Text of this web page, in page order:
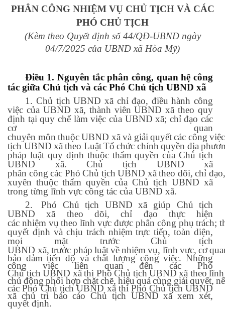
PHÂN CÔNG NHIỆM VỤ CHỦ TỊCH VÀ CÁC
PHÓ CHỦ TỊCH
(Kèm theo Quyết định số 44/QĐ-UBND ngày
04/7/2025 của UBND xã Hòa Mỹ)
Điều 1. Nguyên tắc phân công, quan hệ công
tác giữa Chủ tịch và các Phó Chủ tịch UBND xã
1. Chủ tịch UBND xã chỉ đạo, điều hành công
việc của UBND xã, thành viên UBND xã theo quy
định tại quy chế làm việc của UBND xã; chỉ đạo các
cơ quan
chuyên môn thuộc UBND xã và giải quyết các công việc
tịch UBND xã theo LuậtTổ chức chính quyền địa
pháp luật quy định thuộc thẩm quyền của Chủ tịch
UBND xã. Chủ tịch UBND xã
phân công các Phó Chủ tịch UBND xã theo dõi, chỉ đạo,
xuyên thuộc thẩm quyền của Chủ tịch UBND xã
trong từng lĩnh vực công tác của UBND xã.
2.
Phó Chủ tịch UBND xã giúp Chủ tịch
UBND xã theo dõi, chỉ đạo thực hiện
các nhiệm vụ theo lĩnh vực được phân công phụ trách;
quyết định và chịu trách nhiệm trực tiếp, toàn diện,
mọi mặt trước Chủ tịch
UBNDxã, trước pháp luật vềnhiệm vụ, lĩnh vực, cơ
bảo đảm tiến độ và chất lượng công việc. Những
công việc liên quan đến các Phó
Chủ tịch UBND xã thì Phó Chủ tịch UBND xã theo lĩnh
chủ động phối hợp chặt chẽ, hiệu quả cùng giải quyết,
các Phó Chủ tịch UBND xã thì Phó Chủ tịch UBND
xã chủ trì báo cáo Chủ tịch UBND xã xem xét,
quyết định.